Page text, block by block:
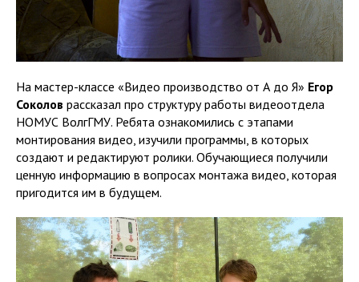
На мастер-классе «Видео производство от А до Я» Егор
Соколов рассказал про структуру работы видеоотдела
НОМУС ВолгГМУ. Ребята ознакомились с этапами
монтирования видео, изучили программы, в которых
создают и редактируют ролики. Обучающиеся получили
ценную информацию в вопросах монтажа видео, которая
пригодится им в будущем.